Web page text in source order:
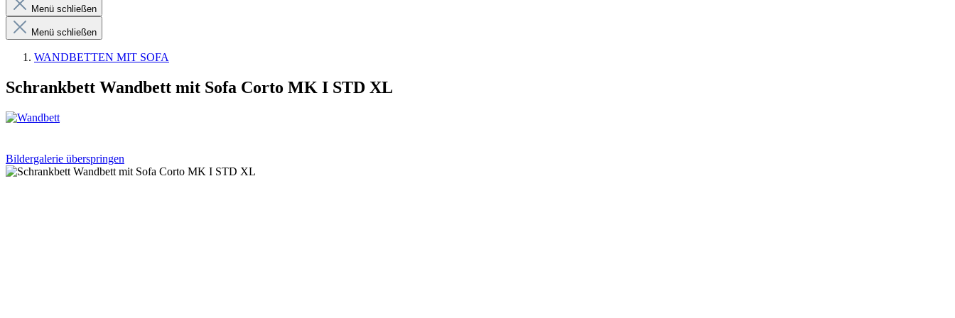
Menü schließen
Menü schließen
WANDBETTEN MIT SOFA
Schrankbett Wandbett mit Sofa Corto MK I STD XL
Bildergalerie überspringen